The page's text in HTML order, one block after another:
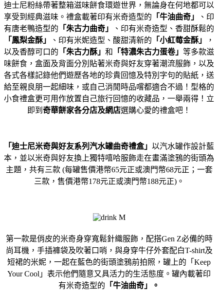
迪士尼粉絲帶著整箱滋味餅食環遊世界，無論身在何地都可以
享受到經典滋味。禮盒載著印有米奇造型的 「牛油曲奇」
、印
有唐老鴨造型的 「朱古力曲奇」
、印有米奇造型、香甜酥鬆的
「鳳梨金酥」
、印有米妮造型、酸甜清新的 「小紅莓金酥」
，
以及香醇可口的 「朱古力酥」 和 「特濃朱古力蛋卷」 等多款滋
味餅食，盒面及背面分別貼著米奇與好友穿著潮流服飾，以及
各式各樣記錄他們遊歷各地的珍貴回憶及特別字句的貼紙，送
給至親良朋一起細味，或自己消閒時品嚐都適合不過！型格的
小食禮盒更可用作放置自己旅行回憶的收藏品，一舉兩得！立
即到 奇華餅家各分店及網店選購心愛的禮盒吧！
「迪士尼米奇與好友系列汽水罐曲奇禮盒」 以汽水罐作設計藍
本，並以米奇與好友換上獨特嘻哈服飾走在畫滿塗鴉的街頭為
主題，共有三款 (每罐售價港幣65元正或澳門幣68元正；一套
三款，售價港幣178元正或澳門幣188元正)。
第一款是俏皮的米奇身穿寬鬆針織服飾，配搭Gen Z必備的時
尚耳機，手插褲袋及吹著口哨，與身穿牛仔外套配白T-shirt及
短裙的米妮，一起在藍色的街頭塗鴉前拍照，罐上的「Keep
Your Cool」表示他們隨意又具活力的生活態度。罐內載著印
有米奇造型的 「牛油曲奇」。